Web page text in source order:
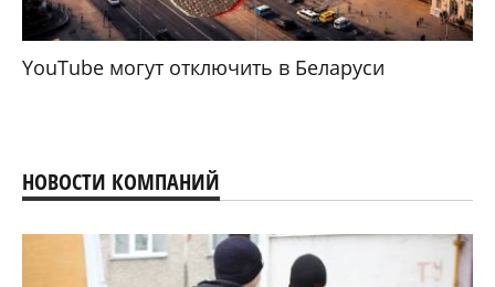
YouTube могут отключить в Беларуси
НОВОСТИ КОМПАНИЙ